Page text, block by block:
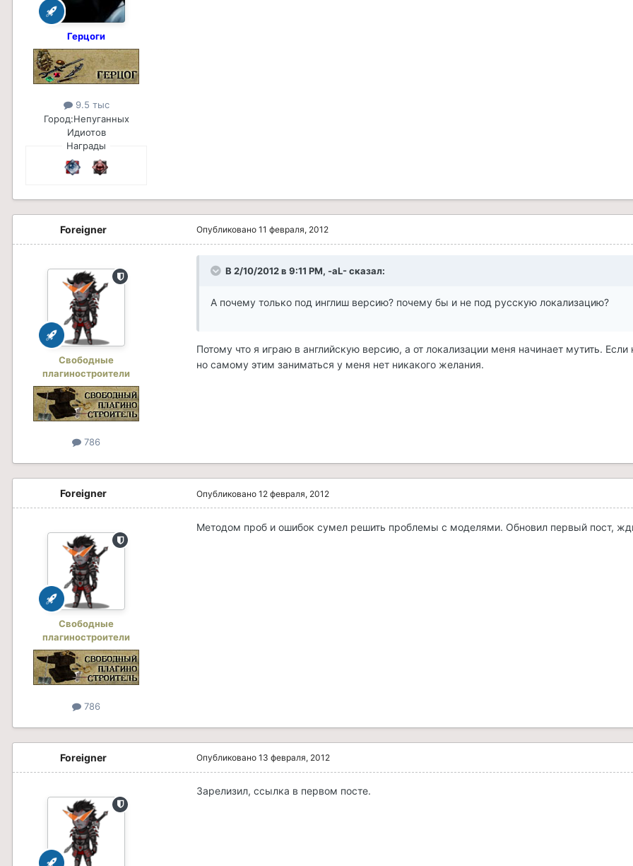
Герцоги
9.5 тыс
Город:Непуганных
Идиотов
Награды
Foreigner
Свободные
плагиностроители
786
Опубликовано 11 февраля, 2012
В 2/10/2012 в 9:11 PM, -aL- сказал:
А почему только под инглиш версию? почему бы и не под русскую локализацию?
Потому что я играю в английскую версию, а от локализации меня начинает мутить.
но самому этим заниматься у меня нет никакого желания.
Foreigner
Свободные
плагиностроители
786
Опубликовано 12 февраля, 2012
Методом проб и ошибок сумел решить проблемы с моделями. Обновил первый пост,
Foreigner Опубликовано 13 февраля, 2012
Зарелизил, ссылка в первом посте.